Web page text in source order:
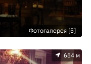
Фотогалерея [5]
654 м